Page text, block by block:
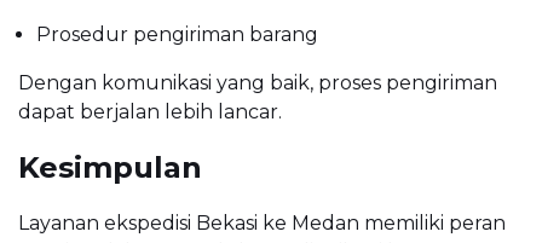
Prosedur pengiriman barang
Dengan komunikasi yang baik, proses pengiriman
dapat berjalan lebih lancar.
Kesimpulan
Layanan ekspedisi Bekasi ke Medan memiliki peran